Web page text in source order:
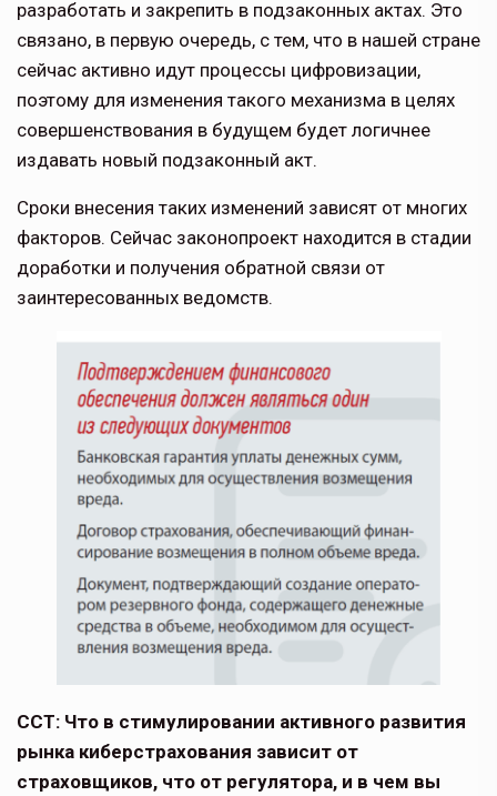
разработать и за­крепить в подзаконных актах. Это
связано, в первую очередь, с тем, что в нашей стране
сейчас активно идут процессы цифро­визации,
поэтому для изменения такого механизма в целях
совершенствования в будущем будет логичнее
издавать новый подзаконный акт.
Сроки внесения таких изменений зависят от многих
факторов. Сейчас законопроект находится в стадии
доработки и получе­ния обратной связи от
заинтересованных ведомств.
ССТ: Что в стимулировании активного развития
рынка киберстрахования зави­сит от
страховщиков, что от регулятора, и в чем вы